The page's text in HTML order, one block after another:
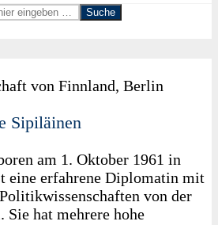
Suche
von Finnland, Berlin
Sipiläinen
am 1. Oktober 1961 in
eine erfahrene Diplomatin mit
von der
hat mehrere hohe